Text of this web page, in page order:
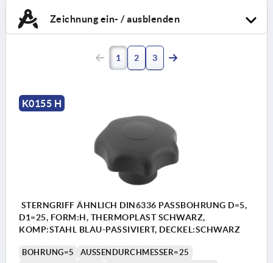
Zeichnung ein- / ausblenden
1 2 3
K0155 H
STERNGRIFF ÄHNLICH DIN6336 PASSBOHRUNG D=5,
D1=25, FORM:H, THERMOPLAST SCHWARZ,
KOMP:STAHL BLAU-PASSIVIERT, DECKEL:SCHWARZ
BOHRUNG=5
AUSSENDURCHMESSER=25